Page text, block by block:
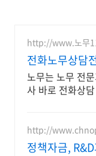
http://www.노무
전화노무상담
노무는 노무 전
사 바로 전화상
http://
정책자금,